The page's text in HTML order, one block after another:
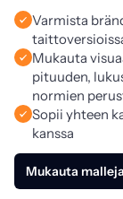
Varmista
Mukauta
pituuden,
normien
Sopii yhteen
kanssa
Mukauta